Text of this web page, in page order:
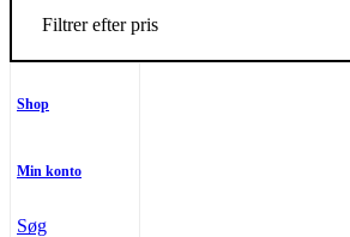
Filtrer efter pris
Shop
Min konto
Søg